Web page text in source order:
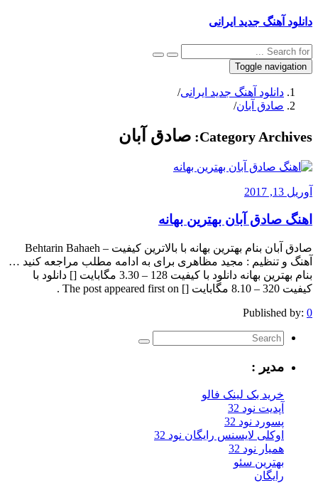
دانلود آهنگ جدید ایرانی
Toggle navigation
دانلود آهنگ جدید ایرانی/
صادق آبان/
Category Archives: صادق آبان
آوریل 13, 2017
اهنگ صادق آبان بهترین بهانه
صادق آبان بنام بهترین بهانه با بالاترین کیفیت – Behtarin Bahaeh
آهنگ و تنظیم : مجید مظاهری برای به ادامه مطلب مراجعه کنید …
بنام بهترین بهانه دانلود با کیفیت 128 – 3.30 مگابایت [] دانلود با
کیفیت 320 – 8.10 مگابایت [] The post appeared first on .
Published by: 0
مدیر :
خرید بک لینک فالو
آپدیت نود 32
پسورد نود 32
اوکلی لایسنس رایگان نود 32
همیار نود 32
بهترین سئو
رایگان